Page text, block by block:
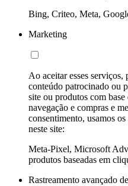
Bing, Criteo, Meta,
Marketing
Ao aceitar esses serviços,
conteúdo patrocinado ou
site ou produtos com
navegação e compras e
consentimento, usamos
neste site:
Meta-Pixel, Microsoft
produtos baseadas em
Rastreamento avançado